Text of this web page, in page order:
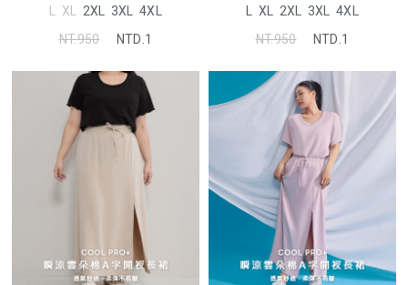
L XL 2XL 3XL 4XL
NT.950
NTD.1
L XL 2XL 3XL 4XL
NT.950
NTD.1